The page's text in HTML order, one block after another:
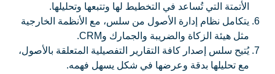
الأتمتة التي تُساعد في التخطيط لها وتتبعها وتحليلها.
يتكامل نظام إدارة الأصول من سلس، مع الأنظمة الخارجية
مثل هيئة الزكاة والضريبة والجمارك وCRM.
يُتيح سلس إصدار كافة التقارير التفصيلية المتعلقة بالأصول،
مع تحليلها بدقة وعرضها في شكل يسهل فهمه.